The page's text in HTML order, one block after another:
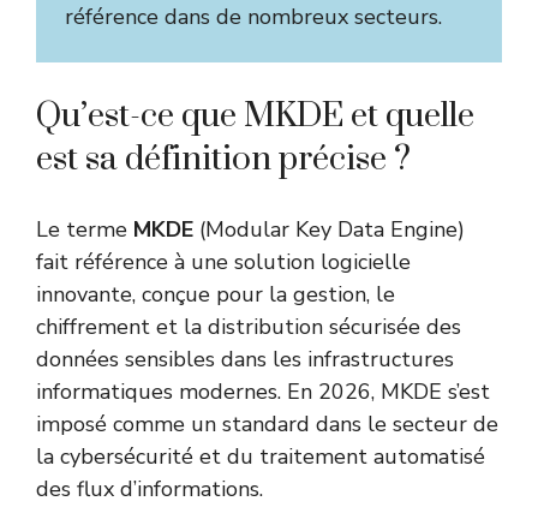
référence dans de nombreux secteurs.
Qu’est-ce que MKDE et quelle
est sa définition précise ?
Le terme MKDE (Modular Key Data Engine)
fait référence à une solution logicielle
innovante, conçue pour la gestion, le
chiffrement et la distribution sécurisée des
données sensibles dans les infrastructures
informatiques modernes. En 2026, MKDE s’est
imposé comme un standard dans le secteur de
la cybersécurité et du traitement automatisé
des flux d’informations.